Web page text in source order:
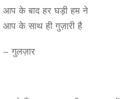
आप के बाद हर घड़ी हम ने
आप के साथ ही गुज़ारी है
– गुलज़ार